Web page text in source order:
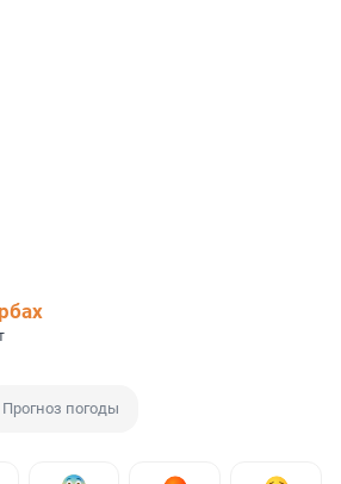
Прогноз погоды